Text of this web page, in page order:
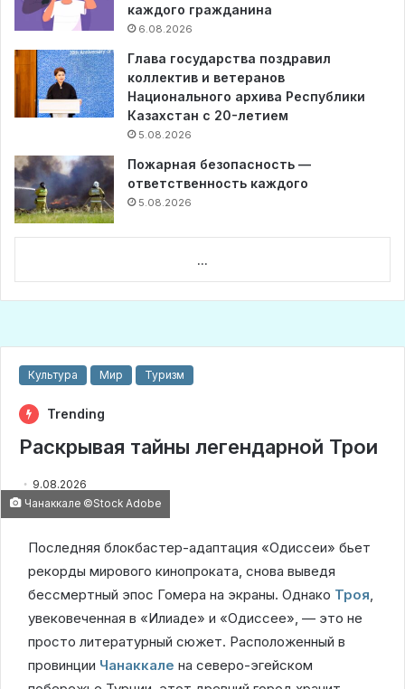
каждого гражданина
6.08.2026
Глава государства поздравил
коллектив и ветеранов
Национального архива Республики
Казахстан с 20-летием
5.08.2026
Пожарная безопасность —
ответственность каждого
5.08.2026
...